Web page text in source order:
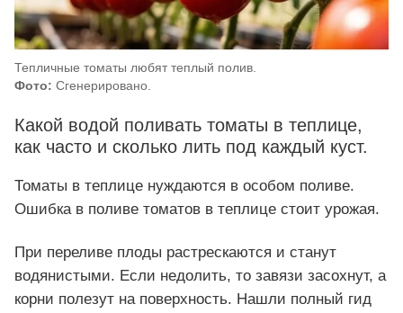
Тепличные томаты любят теплый полив.
Фото: Сгенерировано.
Какой водой поливать томаты в теплице,
как часто и сколько лить под каждый куст.
Томаты в теплице нуждаются в особом поливе.
Ошибка в поливе томатов в теплице стоит урожая.
При переливе плоды растрескаются и станут
водянистыми. Если недолить, то завязи засохнут, а
корни полезут на поверхность. Нашли полный гид